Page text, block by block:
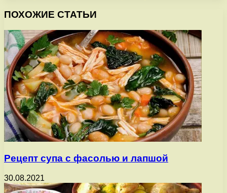
ПОХОЖИЕ СТАТЬИ
Рецепт супа с фасолью и лапшой
30.08.2021